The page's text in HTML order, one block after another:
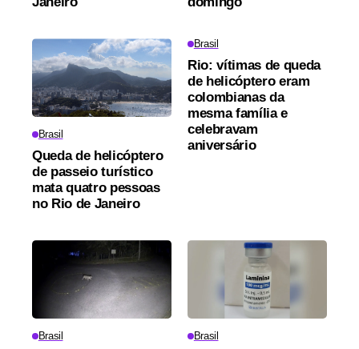
Brasil
Queda de helicóptero
de passeio turístico
mata quatro pessoas
no Rio de Janeiro
Brasil
Rio: vítimas de queda
de helicóptero eram
colombianas da
mesma família e
celebravam
aniversário
Brasil Brasil